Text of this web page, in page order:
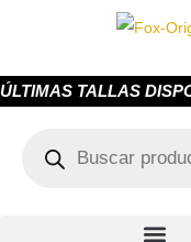
ÚLTIMAS TALLAS